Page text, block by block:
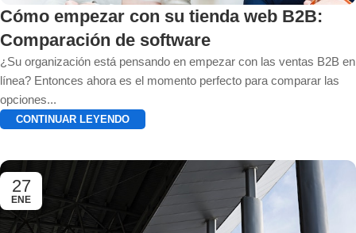
Cómo empezar con su tienda web B2B:
Comparación de software
¿Su organización está pensando en empezar con las ventas B2B en
línea? Entonces ahora es el momento perfecto para comparar las
opciones...
CONTINUAR LEYENDO
27
ENE